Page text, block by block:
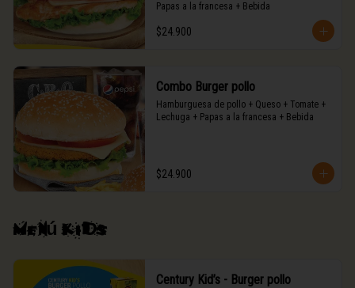
Papas a la francesa + Bebida
$24.900
Combo Burger pollo
Hamburguesa de pollo + Queso + Tomate +
Lechuga + Papas a la francesa + Bebida
$24.900
Menú kids
Century Kid’s - Burger pollo